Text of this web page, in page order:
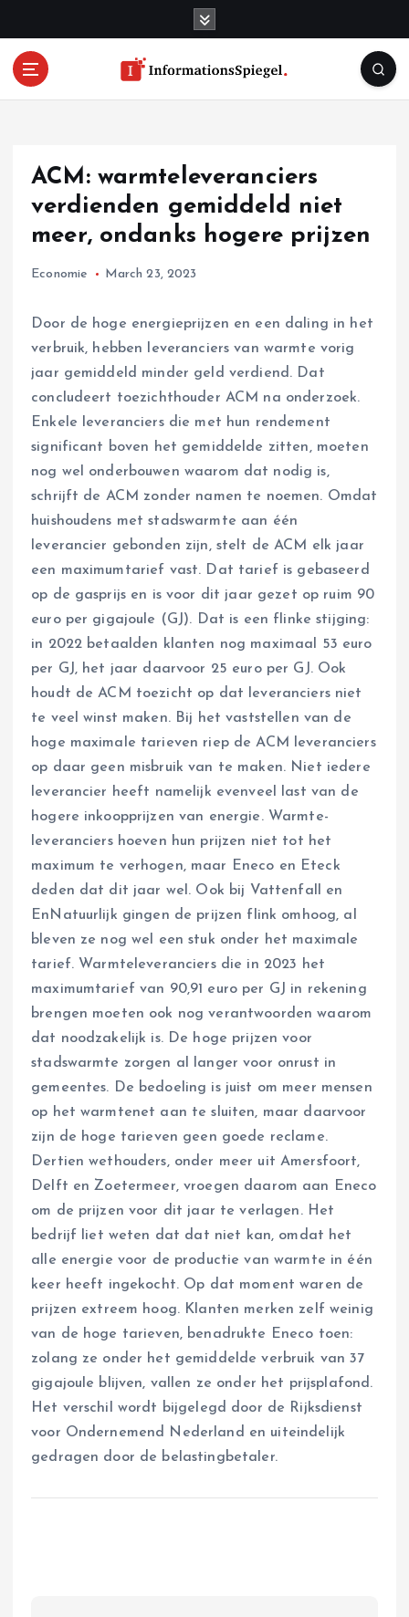
ACM: warmteleveranciers
verdienden gemiddeld niet
meer, ondanks hogere prijzen
Economie March 23, 2023
Door de hoge energieprijzen en een daling in het
verbruik, hebben leveranciers van warmte vorig
jaar gemiddeld minder geld verdiend. Dat
concludeert toezichthouder ACM na onderzoek.
Enkele leveranciers die met hun rendement
significant boven het gemiddelde zitten, moeten
nog wel onderbouwen waarom dat nodig is,
schrijft de ACM zonder namen te noemen. Omdat
huishoudens met stadswarmte aan één
leverancier gebonden zijn, stelt de ACM elk jaar
een maximumtarief vast. Dat tarief is gebaseerd
op de gasprijs en is voor dit jaar gezet op ruim 90
euro per gigajoule (GJ). Dat is een flinke stijging:
in 2022 betaalden klanten nog maximaal 53 euro
per GJ, het jaar daarvoor 25 euro per GJ. Ook
houdt de ACM toezicht op dat leveranciers niet
te veel winst maken. Bij het vaststellen van de
hoge maximale tarieven riep de ACM leveranciers
op daar geen misbruik van te maken. Niet iedere
leverancier heeft namelijk evenveel last van de
hogere inkoopprijzen van energie. Warmte-
leveranciers hoeven hun prijzen niet tot het
maximum te verhogen, maar Eneco en Eteck
deden dat dit jaar wel. Ook bij Vattenfall en
EnNatuurlijk gingen de prijzen flink omhoog, al
bleven ze nog wel een stuk onder het maximale
tarief. Warmteleveranciers die in 2023 het
maximumtarief van 90,91 euro per GJ in rekening
brengen moeten ook nog verantwoorden waarom
dat noodzakelijk is. De hoge prijzen voor
stadswarmte zorgen al langer voor onrust in
gemeentes. De bedoeling is juist om meer mensen
op het warmtenet aan te sluiten, maar daarvoor
zijn de hoge tarieven geen goede reclame.
Dertien wethouders, onder meer uit Amersfoort,
Delft en Zoetermeer, vroegen daarom aan Eneco
om de prijzen voor dit jaar te verlagen. Het
bedrijf liet weten dat dat niet kan, omdat het
alle energie voor de productie van warmte in één
keer heeft ingekocht. Op dat moment waren de
prijzen extreem hoog. Klanten merken zelf weinig
van de hoge tarieven, benadrukte Eneco toen:
zolang ze onder het gemiddelde verbruik van 37
gigajoule blijven, vallen ze onder het prijsplafond.
Het verschil wordt bijgelegd door de Rijksdienst
voor Ondernemend Nederland en uiteindelijk
gedragen door de belastingbetaler.